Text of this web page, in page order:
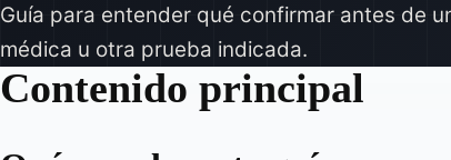
Guía para entender qué confirmar antes de
médica u otra prueba indicada.
Contenido principal